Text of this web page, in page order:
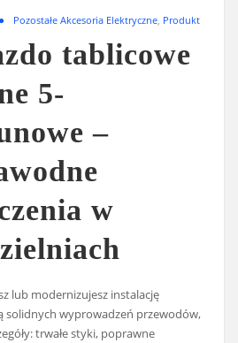
Pozostałe Akcesoria Elektryczne Produkt
tablicowe
5-
–
w
lub modernizujesz instalację
solidnych wyprowadzeń przewodów,
trwałe styki, poprawne